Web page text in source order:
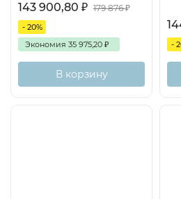
143 900,80 ₽ 179 876₽
- 20%
Экономия 35 975,20 ₽
В корзину
-